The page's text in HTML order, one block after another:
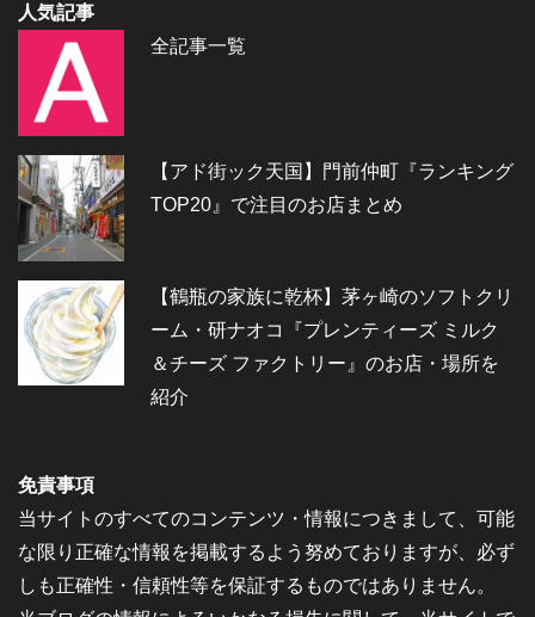
人気記事
全記事一覧
【アド街ック天国】門前仲町『ランキング
TOP20』で注目のお店まとめ
【鶴瓶の家族に乾杯】茅ヶ崎のソフトクリ
ーム・研ナオコ『プレンティーズ ミルク
＆チーズ ファクトリー』のお店・場所を
紹介
免責事項
当サイトのすべてのコンテンツ・情報につきまして、可能
な限り正確な情報を掲載するよう努めておりますが、必ず
しも正確性・信頼性等を保証するものではありません。